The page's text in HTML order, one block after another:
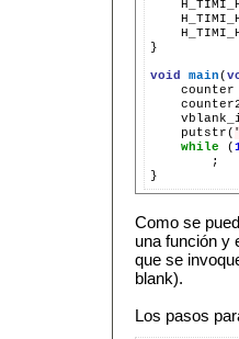
}
void main(
counter
putstr( "
while
(
;
Como se
una función y
que se
blank).
Los pasos